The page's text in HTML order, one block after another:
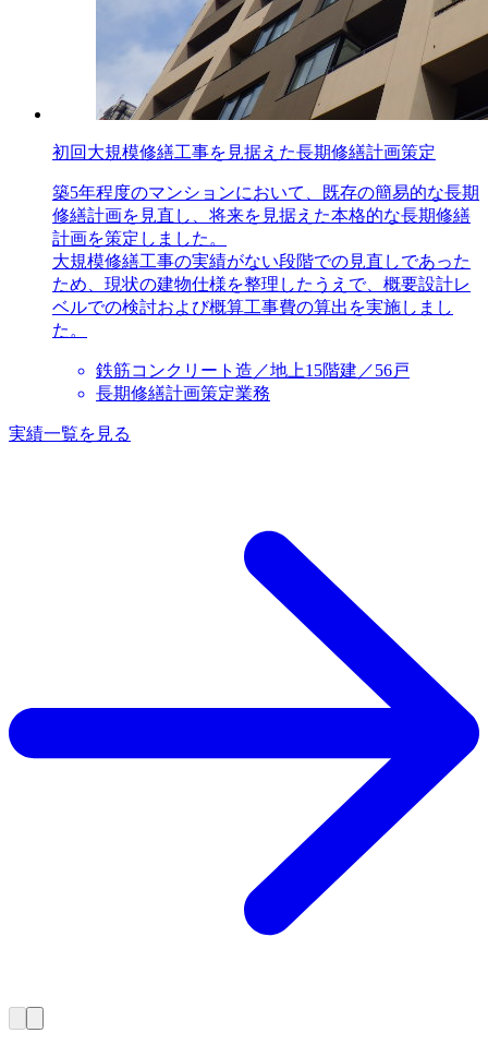
初回大規模修繕工事を見据えた長期修繕計画策定
築5年程度のマンションにおいて、既存の簡易的な長期
修繕計画を見直し、将来を見据えた本格的な長期修繕
計画を策定しました。
大規模修繕工事の実績がない段階での見直しであった
ため、現状の建物仕様を整理したうえで、概要設計レ
ベルでの検討および概算工事費の算出を実施しまし
た。
鉄筋コンクリート造／地上15階建／56戸
長期修繕計画策定業務
実績一覧を見る